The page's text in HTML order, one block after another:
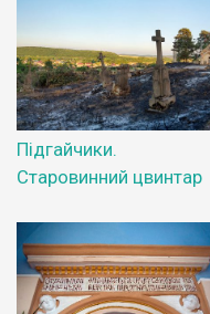
Підгайчики.
Старовинний цвинтар